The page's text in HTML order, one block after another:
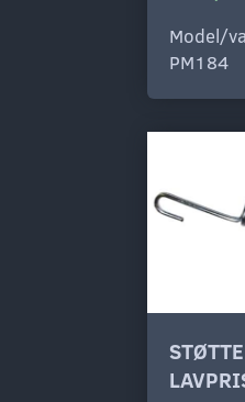
Model/
PM184